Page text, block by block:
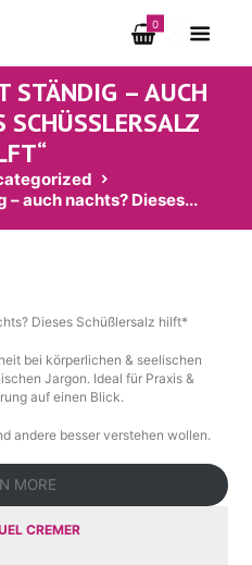
0
STÄNDIG – AUCH
H
– auch nachts? Dieses...
Dieses Schüßlersalz hilft*
bei körperlichen & seelischen
Jargon. Ideal für Praxis &
auf einen Blick.
andere besser verstehen wollen.
MORE
CREMER